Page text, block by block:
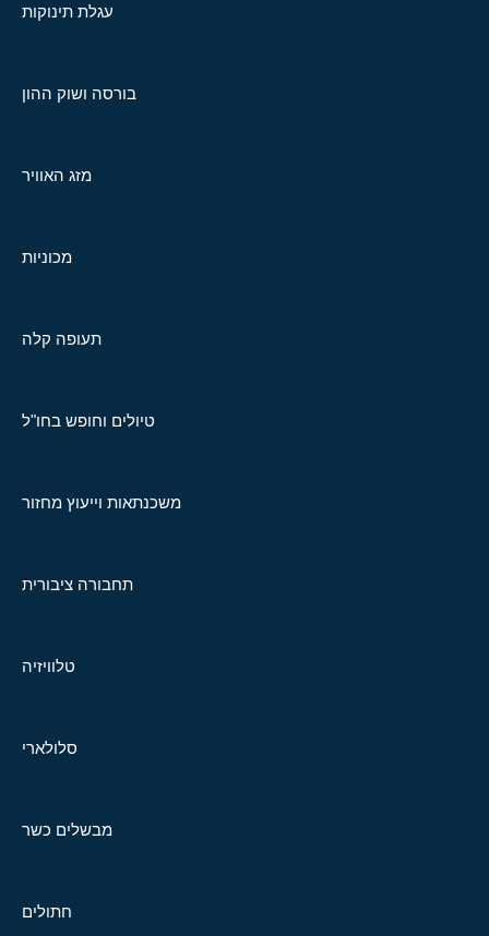
עגלת תינוקות
בורסה ושוק ההון
מזג האוויר
מכוניות
תעופה קלה
טיולים וחופש בחו"ל
משכנתאות וייעוץ מחזור
תחבורה ציבורית
טלוויזיה
סלולארי
מבשלים כשר
חתולים